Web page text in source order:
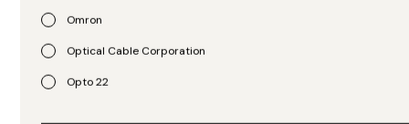
Omron
Optical Cable Corporation
Opto 22
APC